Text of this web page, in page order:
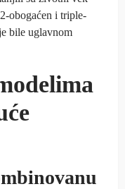
i triple-
bile uglavnom